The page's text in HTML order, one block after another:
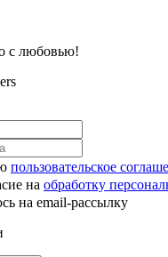
с любовью!
пользовательское
на обработку
на email-рассылку